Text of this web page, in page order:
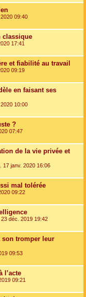
09:40
classique
17:41
et fiabilité au travail
09:19
en faisant ses
10:00
?
07:47
de la vie privée et
17 janv. 2020 16:06
mal tolérée
09:22
23 déc. 2019 19:42
tromper leur
09:53
l’acte
09:21